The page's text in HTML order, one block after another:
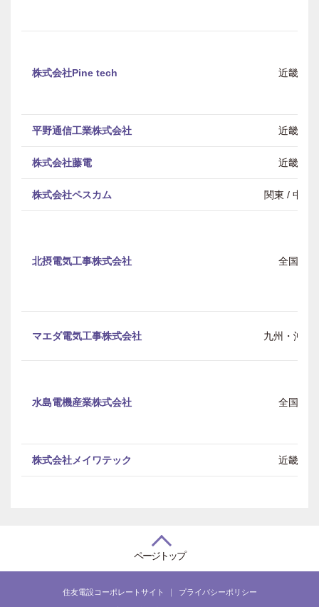
株式会社Pine tech 近畿
平野通信工業株式会社 近畿
株式会社藤電 近畿
株式会社ペスカム 関東 / 中部
北摂電気工事株式会社 全国
マエダ電気工事株式会社 九州・沖縄
水島電機産業株式会社 全国
株式会社メイワテック 近畿
ページトップ
住友電設コーポレートサイト プライバシーポリシー